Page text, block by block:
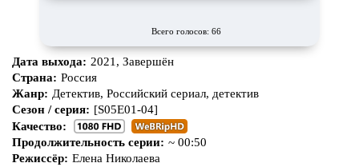
Всего голосов: 66
Дата выхода: 2021, Завершён
Страна: Россия
Жанр: Детектив, Российский сериал, детектив
Сезон / серия: [S05E01-04]
Качество:
Продолжительность серии: ~ 00:50
Режиссёр: Елена Николаева